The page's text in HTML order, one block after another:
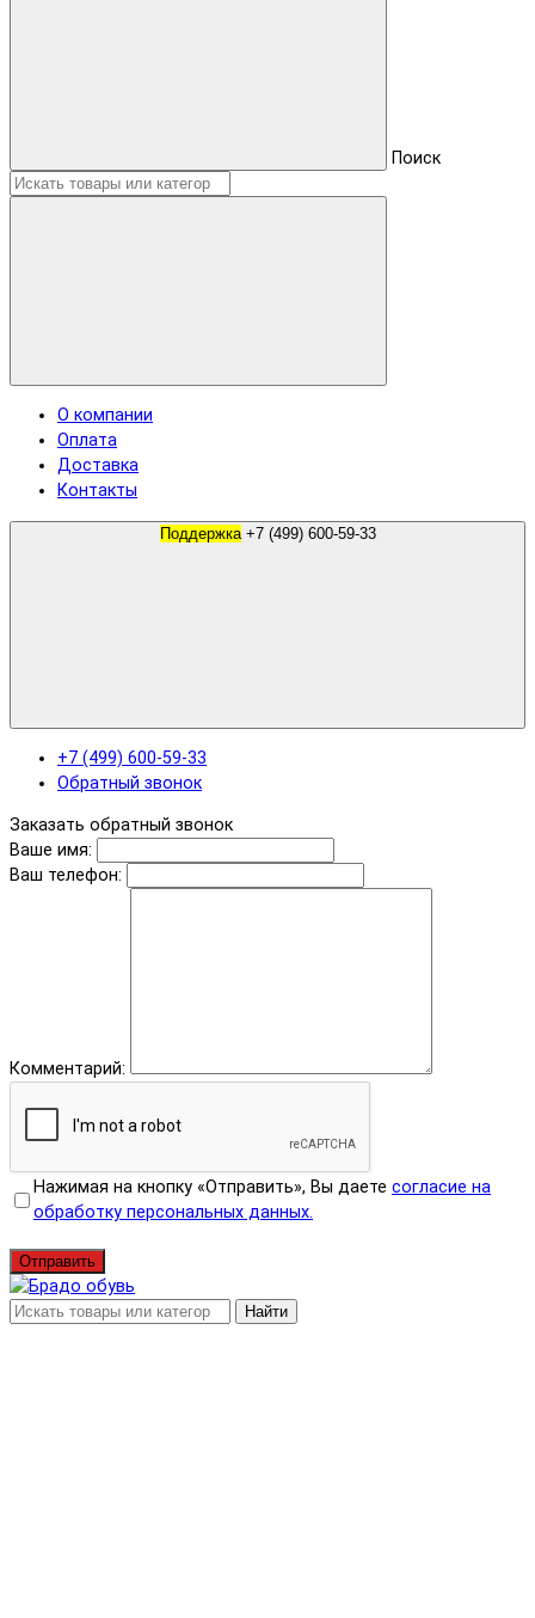
Поиск
О компании
Оплата
Доставка
Контакты
Поддержка +7 (499) 600-59-33
+7 (499) 600-59-33
Обратный звонок
Заказать обратный звонок
Ваше имя:
Ваш телефон:
Комментарий:
Нажимая на кнопку «Отправить», Вы даете согласие на
обработку персональных данных.
Отправить
Найти